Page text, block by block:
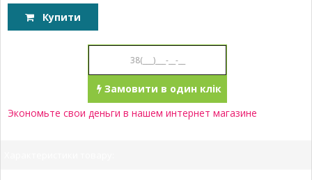
Купити
Замовити в один клік
Экономьте свои деньги в нашем интернет магазине